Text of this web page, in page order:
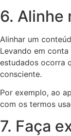
6. Alinhe
Alinhar um
Levando em
estudados ocorra
consciente.
Por exemplo, ao
com os termos
7. Faça